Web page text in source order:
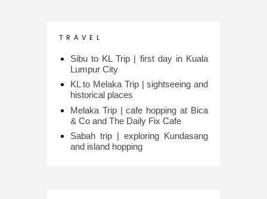
T R A V E L
Sibu to KL Trip | first day in Kuala
Lumpur City
KL to Melaka Trip | sightseeing and
historical places
Melaka Trip | cafe hopping at Bica
& Co and The Daily Fix Cafe
Sabah trip | exploring Kundasang
and island hopping